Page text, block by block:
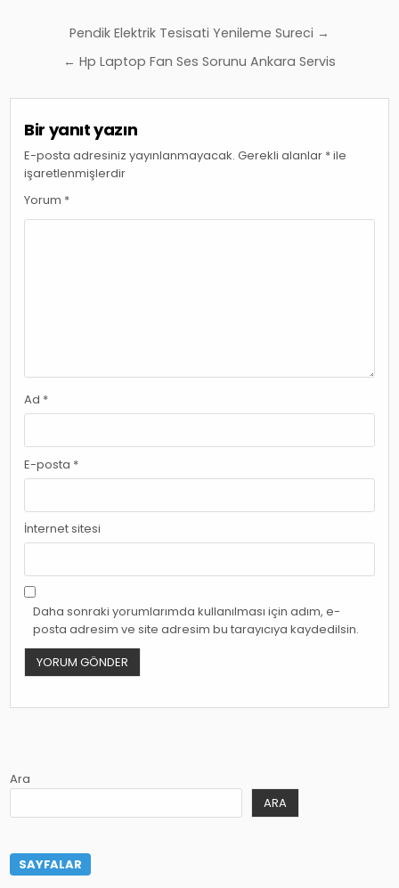
gezinmesi
Pendik Elektrik Tesisati Yenileme Sureci →
← Hp Laptop Fan Ses Sorunu Ankara Servis
Bir yanıt yazın
E-posta adresiniz yayınlanmayacak. Gerekli alanlar *ile
işaretlenmişlerdir
Yorum *
Ad *
E-posta *
İnternet sitesi
Daha sonraki yorumlarımda kullanılması için adım, e-
posta adresim ve site adresim bu tarayıcıya kaydedilsin.
Ara
ARA
SAYFALAR